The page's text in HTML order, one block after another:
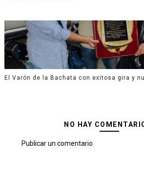
El Varón de la Bachata con exitosa gira y
NO HAY
Publicar un comentario